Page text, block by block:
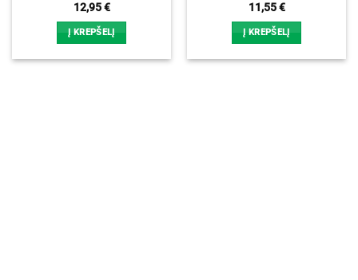
12,95€
Į KREPŠELĮ
11,55€
Į KREPŠELĮ